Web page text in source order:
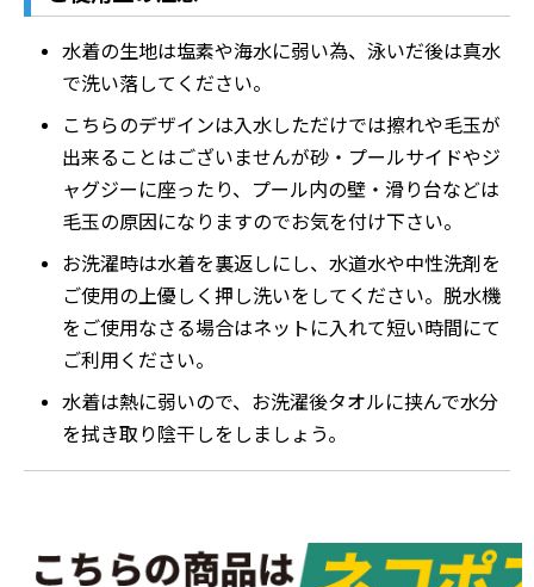
水着の生地は塩素や海水に弱い為、泳いだ後は真水
で洗い落してください。
こちらのデザインは入水しただけでは擦れや毛玉が
出来ることはございませんが砂・プールサイドやジ
ャグジーに座ったり、プール内の壁・滑り台などは
毛玉の原因になりますのでお気を付け下さい。
お洗濯時は水着を裏返しにし、水道水や中性洗剤を
ご使用の上優しく押し洗いをしてください。脱水機
をご使用なさる場合はネットに入れて短い時間にて
ご利用ください。
水着は熱に弱いので、お洗濯後タオルに挟んで水分
を拭き取り陰干しをしましょう。